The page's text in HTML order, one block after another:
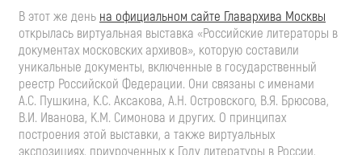
В этот же день на официальном сайте Главархива Москвы
открылась виртуальная выставка «Российские литераторы в
документах московских архивов», которую составили
уникальные документы, включенные в государственный
реестр Российской Федерации. Они связаны с именами
А.С. Пушкина, К.С. Аксакова, А.Н. Островского, В.Я. Брюсова,
В.И. Иванова, К.М. Симонова и других. О принципах
построения этой выставки, а также виртуальных
экспозициях, приуроченных к Году литературы в России,